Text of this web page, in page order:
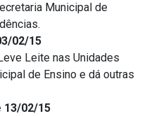
Municipal de
02/15
Leite nas Unidades
de Ensino e dá outras
13/02/15